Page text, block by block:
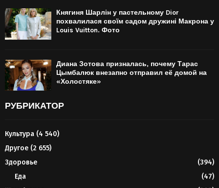
Княгиня Шарлін у пастельному Dior
похвалилася своїм садом дружині Макрона у
Louis Vuitton. Фото
Диана Зотова призналась, почему Тарас
Цымбалюк внезапно отправил её домой на
«Холостяке»
РУБРИКАТОР
Культура (4 540)
Другое (2 655)
Здоровье
(394)
Еда
(47)